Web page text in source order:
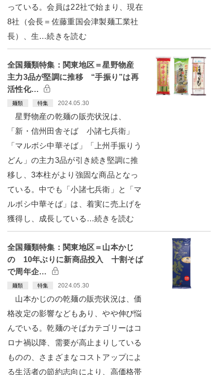
っている。会員は22社で始まり、現在
8社（会長＝佐藤重国会津製麺工業社
長）、生…続きを読む
全国麺類特集：関東地区＝星野物産
主力3品が堅調に推移 “手振り”は再
活性化…
麺類 特集 2024.05.30
星野物産の乾麺の販売状況は、
「新・信州田舎そば 小諸七兵衛」
「マルボシ中華そば」「上州手振りう
どん」の主力3品が引き続き堅調に推
移し、3本柱がより強固な商品となっ
ている。中でも「小諸七兵衛」と「マ
ルボシ中華そば」は、着実に売上げを
獲得し、成長している…続きを読む
全国麺類特集：関東地区＝山本かじ
の 10年ぶりに新商品投入 十割そば
で周年企…
麺類 特集 2024.05.30
山本かじのの乾麺の販売状況は、価
格改定の影響などもあり、やや伸び悩
んでいる。乾麺のそばカテゴリーはコ
ロナ禍以降、需要が高止まりしている
ものの、さまざまなコストアップによ
る生活者の節約志向により、高価格帯